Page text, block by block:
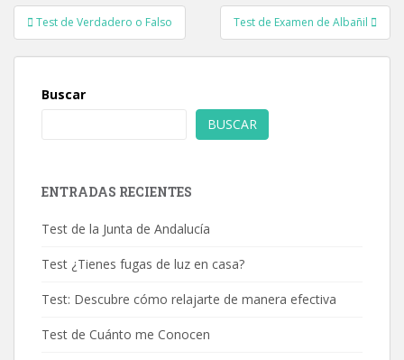
Navegación
de
entradas
Test de Verdadero o Falso Test de Examen de Albañil
Buscar
BUSCAR
ENTRADAS RECIENTES
Test de la Junta de Andalucía
Test ¿Tienes fugas de luz en casa?
Test: Descubre cómo relajarte de manera efectiva
Test de Cuánto me Conocen